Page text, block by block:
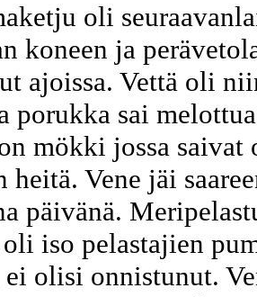
oli
koneen ja
ajoissa. Vettä oli
porukka sai
mökki jossa
heitä. Vene jäi
päivänä.
oli iso pelastajien
ei olisi onnistunut.